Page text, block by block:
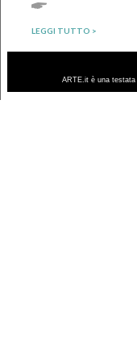
LEGGI TUTTO >
ARTE.it è una